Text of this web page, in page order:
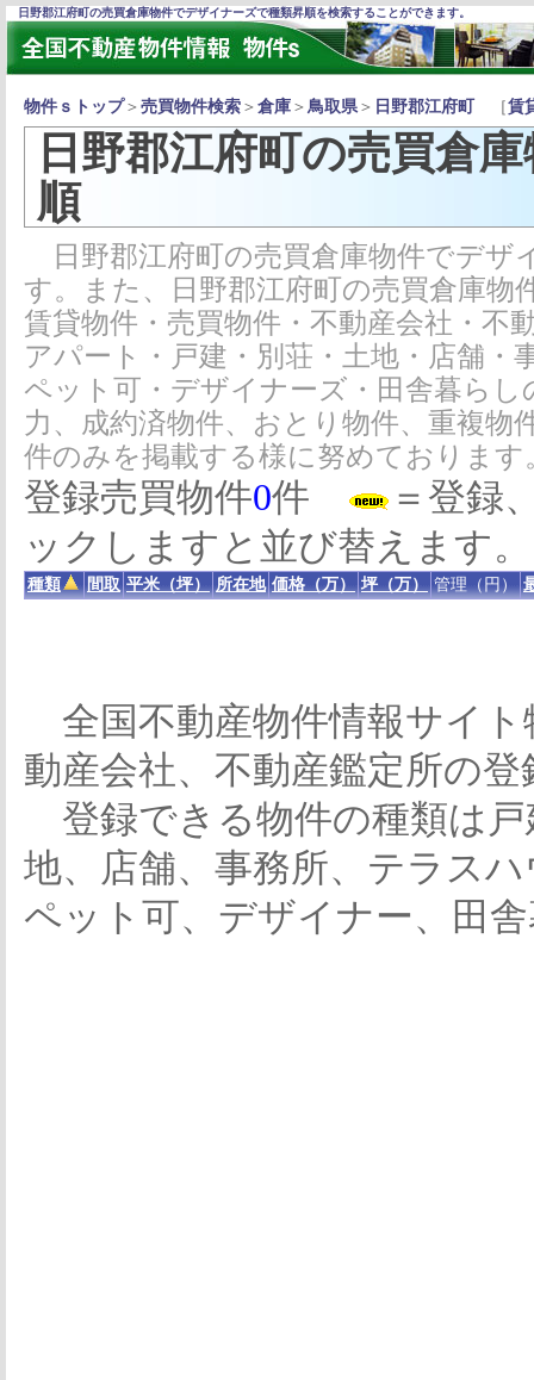
日野郡江府町の売買倉庫物件でデザイナーズで種類昇順を検索することができます。
物件ｓトップ＞ 売買物件検索 ＞ 倉庫 ＞ 鳥取県＞ 日野郡江府町 ［賃
日野郡江府町の売買倉
順
日野郡江府町の売買倉庫物件でデザ
す。また、日野郡江府町の売買倉庫
賃貸物件・売買物件・不動産会社・不
アパート・戸建・別荘・土地・店舗・
ペット可・デザイナーズ・田舎暮ら
力、成約済物件、おとり物件、重複
件のみを掲載する様に努めております
登録売買物件0件
＝登録
ックしますと並び替えます。
種類 間取 平米（坪） 所在地 価格（万） 坪（万） 管理（円）
全国不動産物件情報サイト
動産会社、不動産鑑定所の
登録できる物件の種類は
地、店舗、事務所、テラス
ペット可、デザイナー、田